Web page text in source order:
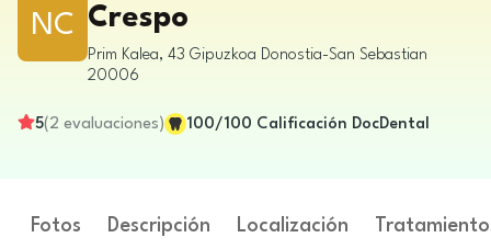
NC Crespo
Prim Kalea, 43 Gipuzkoa Donostia-San Sebastian
20006
5( 2 evaluaciones) 100/100 Calificación DocDental
Fotos Descripción Localización